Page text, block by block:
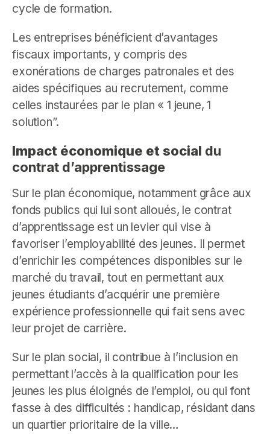
cycle de formation.
Les entreprises bénéficient d’avantages
fiscaux importants, y compris des
exonérations de charges patronales et des
aides spécifiques au recrutement, comme
celles instaurées par le plan « 1 jeune, 1
solution”.
Impact économique et social du
contrat d’apprentissage
Sur le plan économique, notamment grâce aux
fonds publics qui lui sont alloués, le contrat
d’apprentissage est un levier qui vise à
favoriser l’employabilité des jeunes. Il permet
d’enrichir les compétences disponibles sur le
marché du travail, tout en permettant aux
jeunes étudiants d’acquérir une première
expérience professionnelle qui fait sens avec
leur projet de carrière.
Sur le plan social, il contribue à l’inclusion en
permettant l’accès à la qualification pour les
jeunes les plus éloignés de l’emploi, ou qui font
fasse à des difficultés : handicap, résidant dans
un quartier prioritaire de la ville…